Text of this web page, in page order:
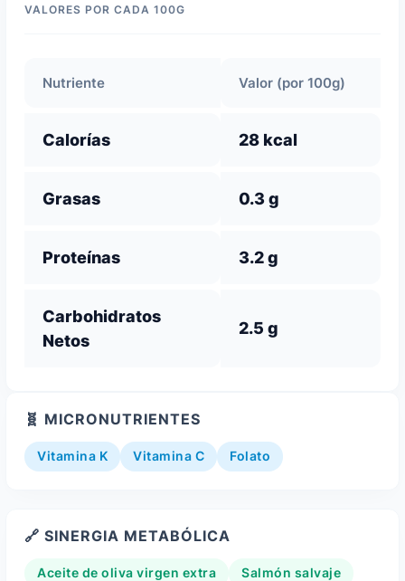
VALORES POR CADA 100G
Nutriente Valor (por 100g)
Calorías 28 kcal
Grasas 0.3 g
Proteínas 3.2 g
Carbohidratos
Netos
2.5 g
🧬 MICRONUTRIENTES
Vitamina K Vitamina C Folato
🔗 SINERGIA METABÓLICA
Aceite de oliva virgen extra Salmón salvaje